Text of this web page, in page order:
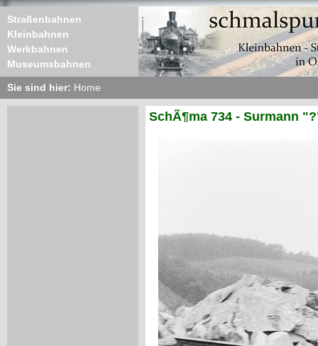
Straßenbahnen
Kleinbahnen
Werkbahnen
Museumsbahnen
Sie sind hier: Home
SchÃ¶ma 734 - Surmann